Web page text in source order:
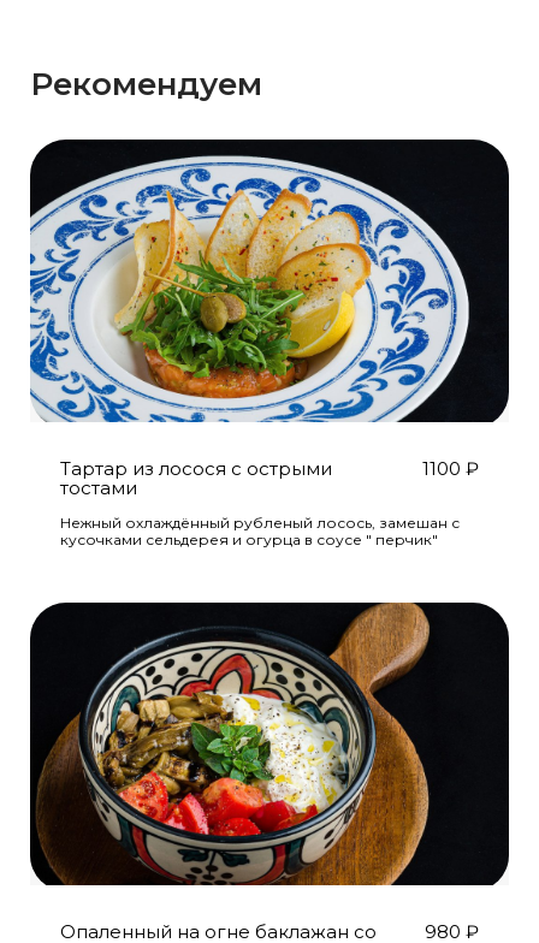
Рекомендуем
Тартар из лосося с острыми
тостами
1100 ₽
Нежный охлаждённый рубленый лосось, замешан с
кусочками сельдерея и огурца в соусе " перчик"
Опаленный на огне баклажан со
980 ₽